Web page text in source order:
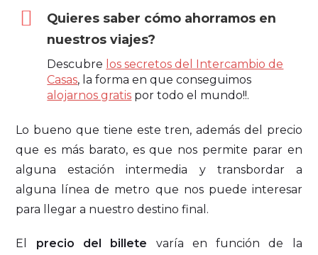
Quieres saber cómo ahorramos en
nuestros viajes?
Descubre los secretos del Intercambio de
Casas, la forma en que conseguimos
alojarnos gratis por todo el mundo!!.
Lo bueno que tiene este tren, además del precio
que es más barato, es que nos permite parar en
alguna estación intermedia y transbordar a
alguna línea de metro que nos puede interesar
para llegar a nuestro destino final.
El precio del billete varía en función de la